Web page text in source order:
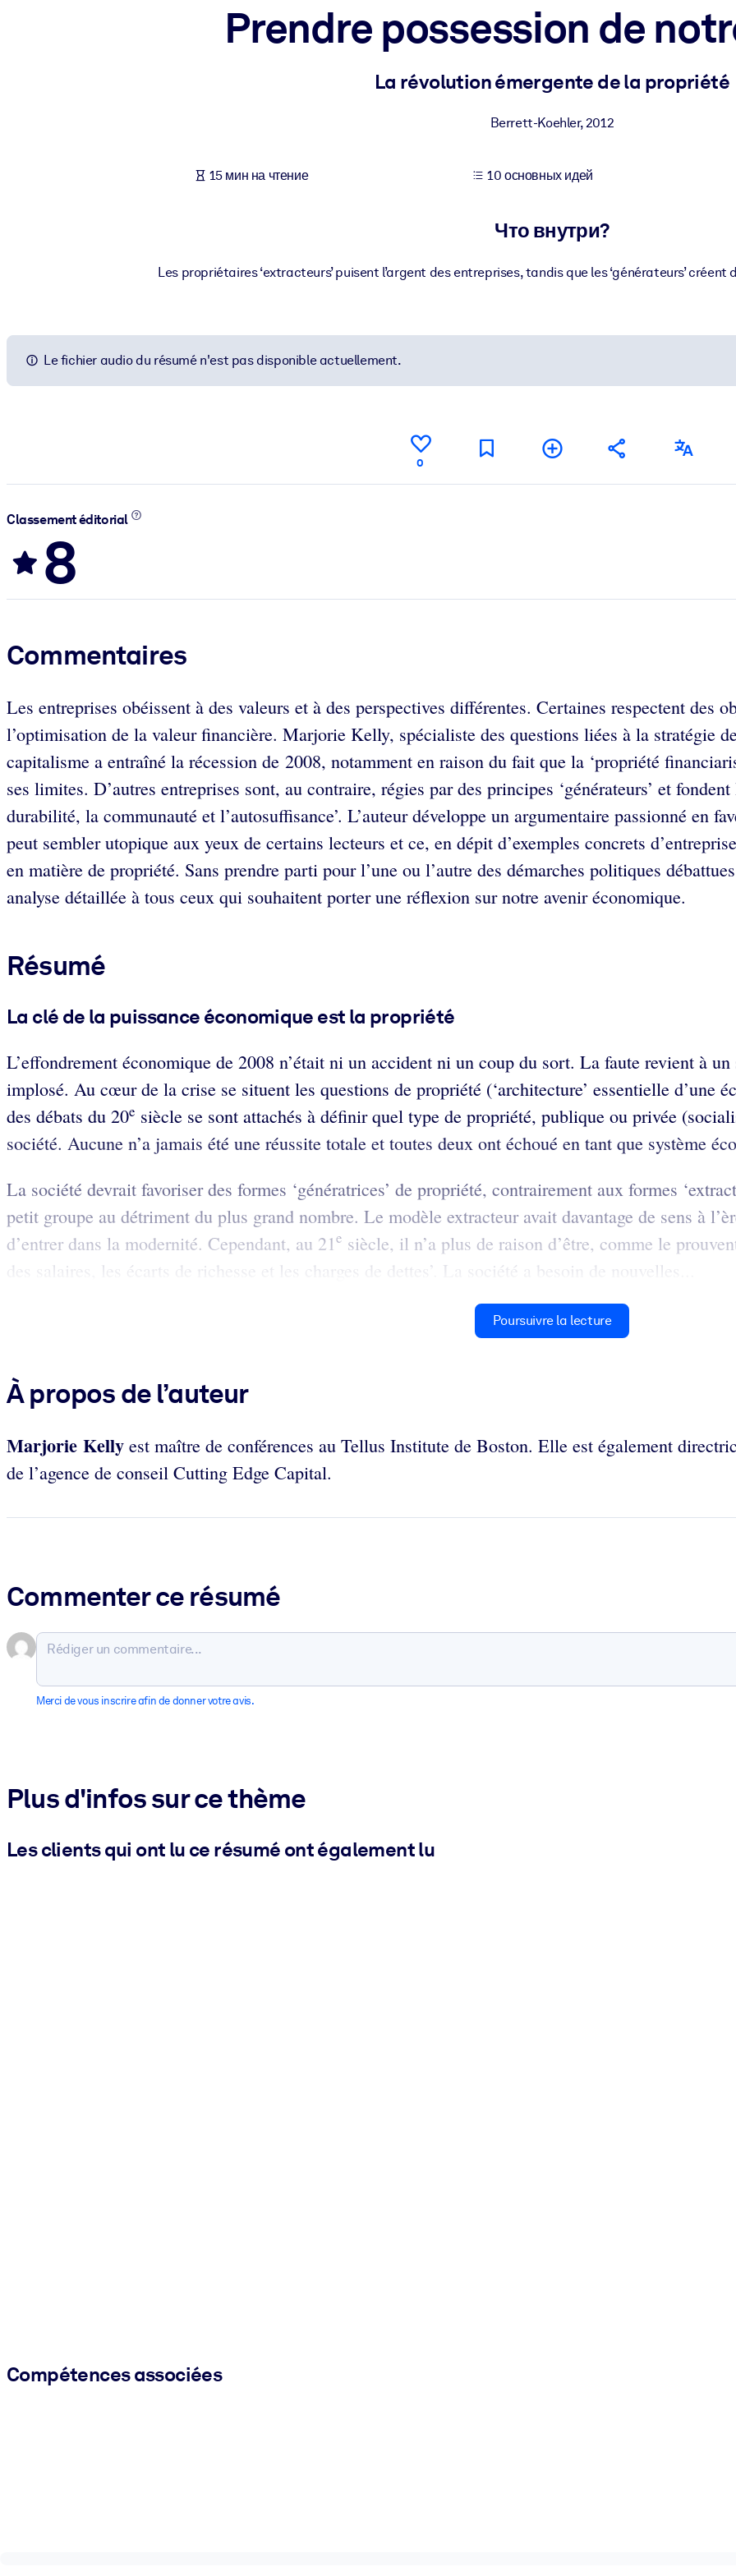
Обогатите корпоративную библиотеку надежными и готовыми к использованию бизнес-знаниями.
Используйте надежные структурированные знания для улучшения результатов ваших ИИ-систем.
Prendre possession de
La révolution émergente de la propriété
Berrett-Koehler,2012
15 мин на чтение 10 основных идей
Что внутри?
Les propriétaires ‘extracteurs’ puisent l’argent des entreprises, tandis que les ‘générateurs’ créent
Le fichier audio du résumé n'est pas disponible actuellement.
0
Classement éditorial
8
Commentaires
Les entreprises obéissent à des valeurs et à des perspectives différentes. Certaines respectent des
l’optimisation de la valeur financière. Marjorie Kelly, spécialiste des questions liées à la stratégie
capitalisme a entraîné la récession de 2008, notamment en raison du fait que la ‘propriété
ses limites. D’autres entreprises sont, au contraire, régies par des principes ‘générateurs’ et
durabilité, la communauté et l’autosuffisance’. L’auteur développe un argumentaire passionné en
peut sembler utopique aux yeux de certains lecteurs et ce, en dépit d’exemples concrets
en matière de propriété. Sans prendre parti pour l’une ou l’autre des démarches politiques
analyse détaillée à tous ceux qui souhaitent porter une réflexion sur notre avenir économique.
Résumé
La clé de la puissance économique est la propriété
L’effondrement économique de 2008 n’était ni un accident ni un coup du sort. La faute revient à
implosé. Au cœur de la crise se situent les questions de propriété (‘architecture’ essentielle d’une
des débats du 20e siècle se sont attachés à définir quel type de propriété, publique ou privée
société. Aucune n’a jamais été une réussite totale et toutes deux ont échoué en tant que système
La société devrait favoriser des formes ‘génératrices’ de propriété, contrairement aux formes
petit groupe au détriment du plus grand nombre. Le modèle extracteur avait davantage de sens à
d’entrer dans la modernité. Cependant, au 21e siècle, il n’a plus de raison d’être, comme le
des salaires, les écarts de richesse et les charges de dettes’. La société a besoin de nouvelles...
Poursuivre la lecture
À propos de l’auteur
Marjorie Kelly est maître de conférences au Tellus Institute de Boston. Elle est également
de l’agence de conseil Cutting Edge Capital.
Commenter ce résumé
Merci de vous inscrire afin de donner votre avis.
Plus d'infos sur ce thème
Les clients qui ont lu ce résumé ont également lu
Compétences associées